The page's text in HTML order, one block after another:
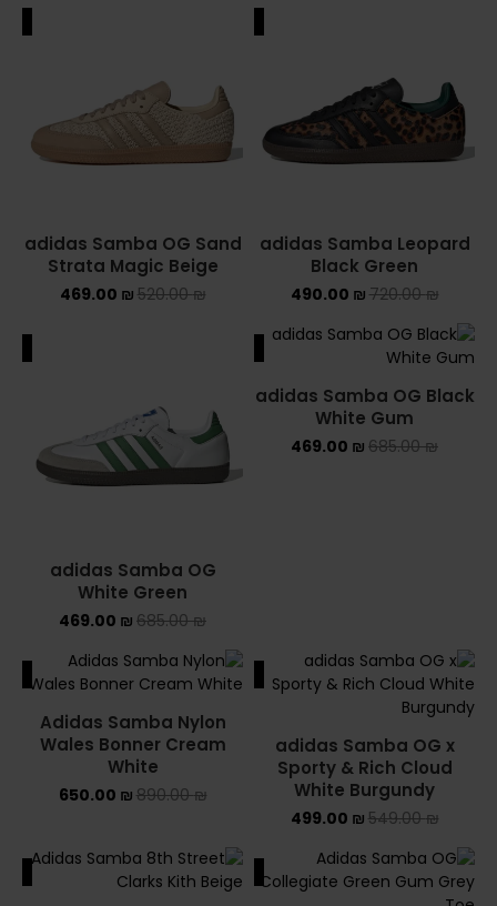
adidas Samba Leopard
Black Green
720.00₪
490.00 ₪
adidas Samba OG Sand
Strata Magic Beige
520.00₪
469.00 ₪
adidas Samba OG Black
White Gum
685.00₪
469.00 ₪
adidas Samba OG
White Green
685.00₪
469.00 ₪
SALE
adidas Samba OG x
Sporty & Rich Cloud
White Burgundy
549.00₪
499.00 ₪
Adidas Samba Nylon
Wales Bonner Cream
White
890.00₪
650.00 ₪
SALE